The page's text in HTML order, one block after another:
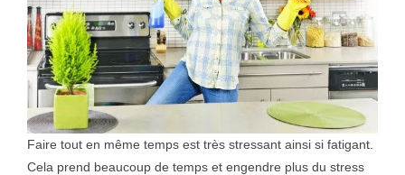
Faire tout en même temps est très stressant ainsi si fatigant.
Cela prend beaucoup de temps et engendre plus du stress